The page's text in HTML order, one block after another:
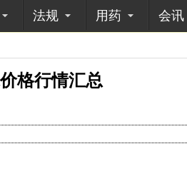
法规 用药 会讯
格行情汇总